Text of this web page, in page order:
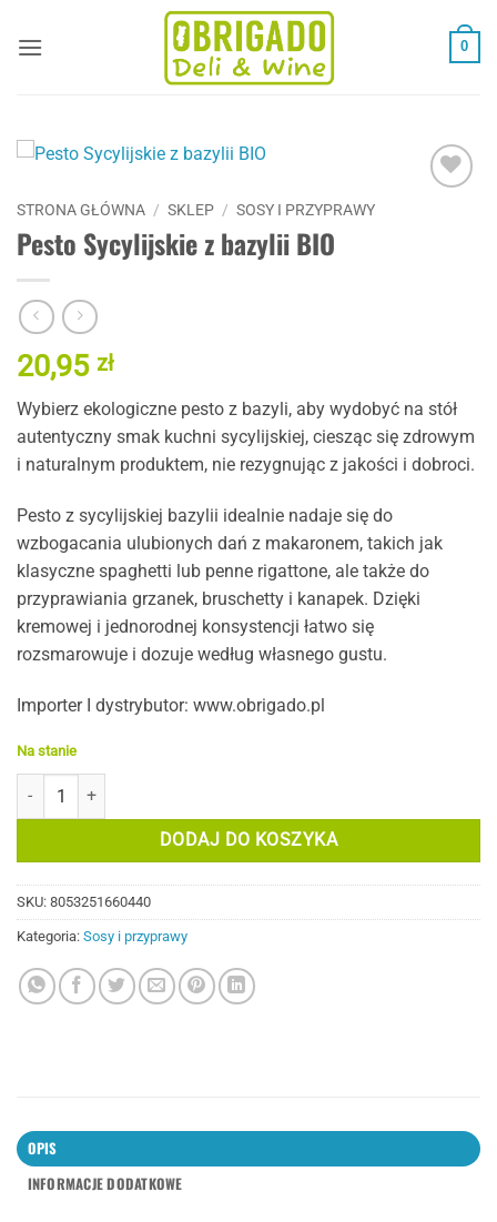
0
STRONA GŁÓWNA / SKLEP / SOSY I PRZYPRAWY
Pesto Sycylijskie z bazylii BIO
20,95 zł
Wybierz ekologiczne pesto z bazyli, aby wydobyć na stół
autentyczny smak kuchni sycylijskiej, ciesząc się zdrowym
i naturalnym produktem, nie rezygnując z jakości i dobroci.
Pesto z sycylijskiej bazylii idealnie nadaje się do
wzbogacania ulubionych dań z makaronem, takich jak
klasyczne spaghetti lub penne rigattone, ale także do
przyprawiania grzanek, bruschetty i kanapek. Dzięki
kremowej i jednorodnej konsystencji łatwo się
rozsmarowuje i dozuje według własnego gustu.
Importer I dystrybutor: www.obrigado.pl
Na stanie
ilość Pesto Sycylijskie z bazylii BIO
DODAJ DO KOSZYKA
SKU: 8053251660440
Kategoria: Sosy i przyprawy
OPIS
INFORMACJE DODATKOWE